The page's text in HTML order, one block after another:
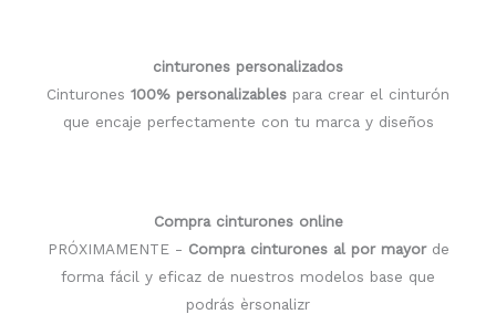
cinturones personalizados
Cinturones 100% personalizables para crear el cinturón
que encaje perfectamente con tu marca y diseños
Compra cinturones online
PRÓXIMAMENTE - Compra cinturones al por mayorde
forma fácil y eficaz de nuestros modelos base que
podrás èrsonalizr